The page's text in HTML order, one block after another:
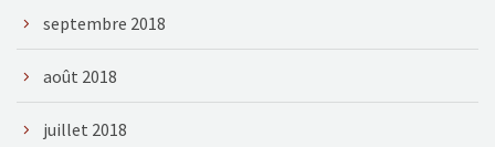
septembre 2018
août 2018
juillet 2018